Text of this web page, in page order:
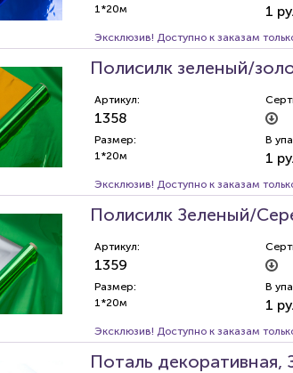
1*20м
1
Эксклюзив! Доступно к заказам
Полисилк зеленый/
Артикул:
1358
Размер:
1*20м
В
1
Эксклюзив! Доступно к заказам
Полисилк Зеленый/
Артикул:
1359
Размер:
1*20м
В
1
Эксклюзив! Доступно к заказам
Поталь декоративная,